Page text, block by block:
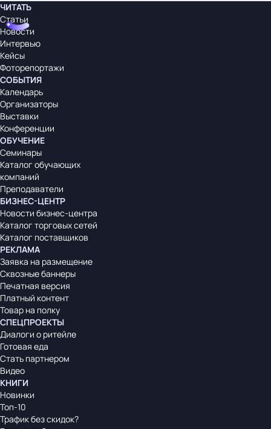
ЧИТАТЬ
Статьи
Новости
Интервью
Кейсы
Фоторепортажи
СОБЫТИЯ
Календарь
Организаторы
Выставки
Конференции
ОБУЧЕНИЕ
Семинары
Каталог обучающих
компаний
Преподаватели
БИЗНЕС-ЦЕНТР
Новости бизнес-центра
Каталог торговых сетей
Каталог поставщиков
РЕКЛАМА
Заявка на размещение
Сквозные баннеры
Печатная версия
Платный контент
Товар на полку
СПЕЦПРОЕКТЫ
Диалоги о ритейле
Готовая еда
Стать партнером
Видео
КНИГИ
Новинки
Топ-10
Трафик без скидок?